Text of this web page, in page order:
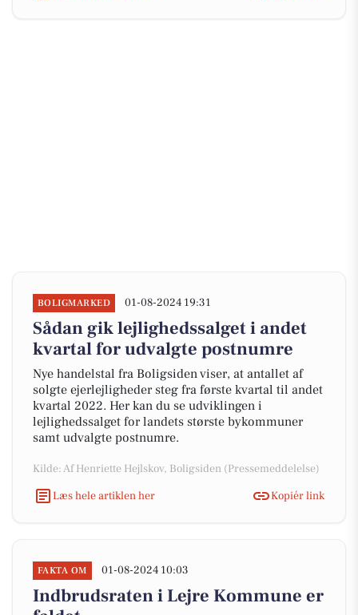
BOLIGMARKED 01-08-2024 19:31
Sådan gik lejlighedssalget i andet
kvartal for udvalgte postnumre
Nye handelstal fra Boligsiden viser, at antallet af
solgte ejerlejligheder steg fra første kvartal til andet
kvartal 2022. Her kan du se udviklingen i
lejlighedssalget for landets største bykommuner
samt udvalgte postnumre.
Kilde: Af Henriette Hejlskov, Boligsiden (Pressemeddelelse)
Læs hele artiklen her
Kopiér link
FAKTA OM 01-08-2024 10:03
Indbrudsraten i Lejre Kommune er